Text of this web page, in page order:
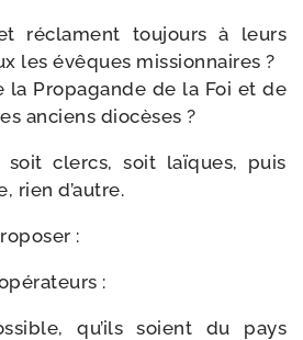
réclament tou­jours à leurs
les évêques mis­sion­naires ?
la Propagande de la Foi et de
anciens diocèses ?
soit clercs, soit laïques, puis
rien d’autre.
:
:
qu’ils soient du pays